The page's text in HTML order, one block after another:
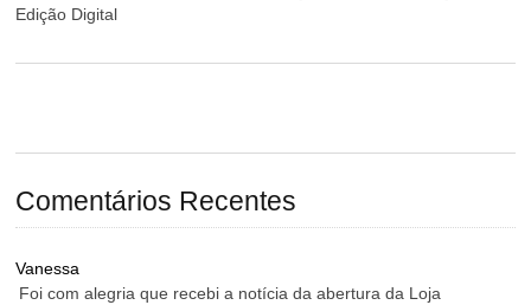
Edição Digital
Comentários Recentes
Vanessa
Foi com alegria que recebi a notícia da abertura da Loja